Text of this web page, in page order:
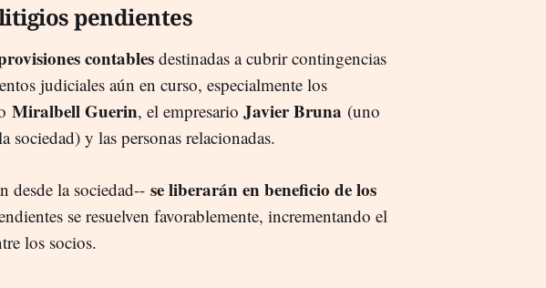
pendientes
contablesdestinadas a cubrir contingencias
judiciales aún en curso, especialmente los
Miralbell Guerin, el empresario Javier Bruna (uno
sociedad) y las personas relacionadas.
desde la sociedad-- se liberarán en beneficio de los
se resuelven favorablemente, incrementando el
los socios.